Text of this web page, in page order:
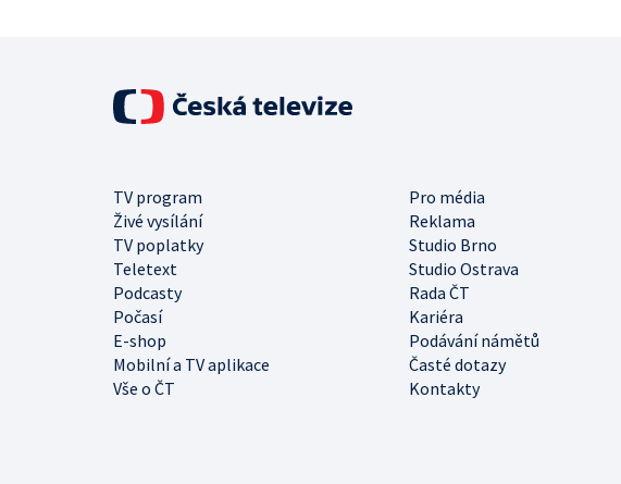
TV program
Pro média
Živé vysílání
Reklama
TV poplatky
Studio Brno
Teletext
Studio Ostrava
Podcasty
Rada ČT
Počasí
Kariéra
E-shop
Podávání námětů
Mobilní a TV aplikace
Časté dotazy
Vše o ČT
Kontakty